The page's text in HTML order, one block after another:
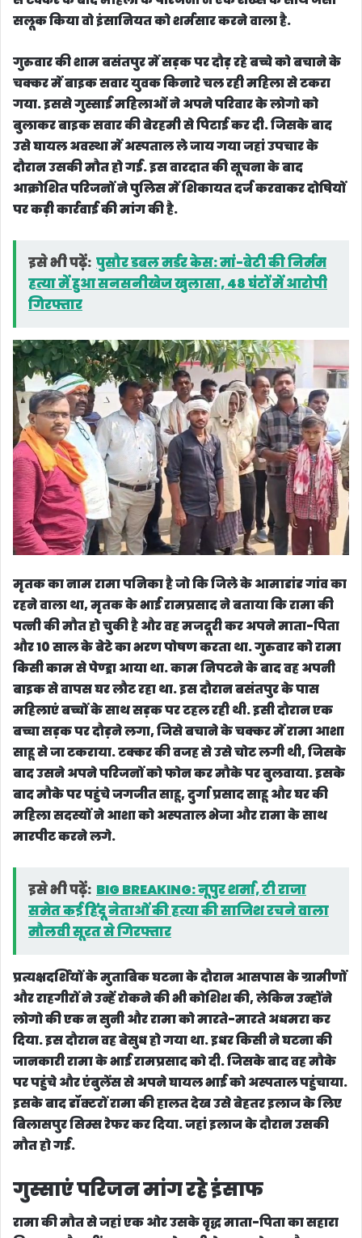
सलूक किया वो इंसानियत को शर्मसार करने वाला है.
गुरुवार की शाम बसंतपुर में सड़क पर दौड़ रहे बच्चे को बचाने के
चक्कर में बाइक सवार युवक किनारे चल रही महिला से टकरा
गया. इससे गुस्साई महिलाओं ने अपने परिवार के लोगो को
बुलाकर बाइक सवार की बेरहमी से पिटाई कर दी. जिसके बाद
उसे घायल अवस्था में अस्पताल ले जाय गया जहां उपचार के
दौरान उसकी मौत हो गई. इस वारदात की सूचना के बाद
आक्रोशित परिजनों ने पुलिस में शिकायत दर्ज करवाकर दोषियों
पर कड़ी कार्रवाई की मांग की है.
इसे भी पढ़ें: पुसौर डबल मर्डर केस: मां-बेटी की निर्मम
हत्या में हुआ सनसनीखेज खुलासा, 48 घंटों में आरोपी
गिरफ्तार
मृतक का नाम रामा पनिका है जो कि जिले के आमाडांड गांव का
रहने वाला था, मृतक के भाई रामप्रसाद ने बताया कि रामा की
पत्नी की मौत हो चुकी है और वह मजदूरी कर अपने माता-पिता
और 10 साल के बेटे का भरण पोषण करता था. गुरुवार को रामा
किसी काम से पेण्ड्रा आया था. काम निपटने के बाद वह अपनी
बाइक से वापस घर लौट रहा था. इस दौरान बसंतपुर के पास
महिलाएं बच्चों के साथ सड़क पर टहल रही थी. इसी दौरान एक
बच्चा सड़क पर दौड़ने लगा, जिसे बचाने के चक्कर में रामा आशा
साहू से जा टकराया. टक्कर की वजह से उसे चोट लगी थी, जिसके
बाद उसने अपने परिजनों को फोन कर मौके पर बुलवाया. इसके
बाद मौके पर पहुंचे जगजीत साहू, दुर्गा प्रसाद साहू और घर की
महिला सदस्यों ने आशा को अस्पताल भेजा और रामा के साथ
मारपीट करने लगे.
इसे भी पढ़ें: BIG BREAKING: नूपुर शर्मा, टी राजा
समेत कई हिंदू नेताओं की हत्या की साजिश रचने वाला
मौलवी सूरत से गिरफ्तार
प्रत्यक्षदर्शियों के मुताबिक घटना के दौरान आसपास के ग्रामीणों
और राहगीरों ने उन्हें रोकने की भी कोशिश की, लेकिन उन्होंने
लोगो की एक न सुनी और रामा को मारते-मारते अधमरा कर
दिया. इस दौरान वह बेसुध हो गया था. इधर किसी ने घटना की
जानकारी रामा के भाई रामप्रसाद को दी. जिसके बाद वह मौके
पर पहुंचे और एंबुलेंस से अपने घायल भाई को अस्पताल पहुंचाया.
इसके बाद डॉक्टरों रामा की हालत देख उसे बेहतर इलाज के लिए
बिलासपुर सिम्स रेफर कर दिया. जहां इलाज के दौरान उसकी
मौत हो गई.
गुस्साएं परिजन मांग रहे इंसाफ
रामा की मौत से जहां एक ओर उसके वृद्ध माता-पिता का सहारा